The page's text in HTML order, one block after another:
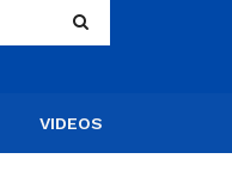
VIDEOS